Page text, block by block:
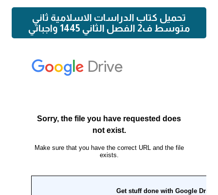
تحميل كتاب الدراسات الاسلامية ثاني
متوسط ف2 الفصل الثاني 1445 واجباتي